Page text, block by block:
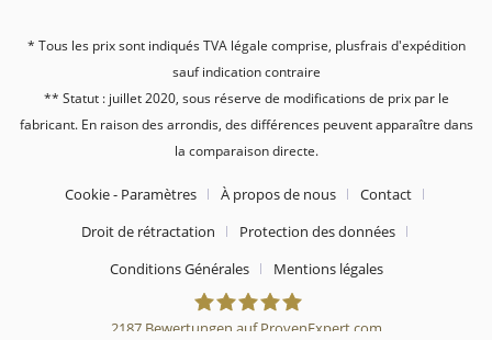
* Tous les prix sont indiqués TVA légale comprise, plusfrais d'expédition
sauf indication contraire
** Statut : juillet 2020, sous réserve de modifications de prix par le
fabricant. En raison des arrondis, des différences peuvent apparaître dans
la comparaison directe.
Cookie - Paramètres À propos de nous
Contact
Droit de rétractation
Protection des données
Conditions Générales
Mentions légales
2187Bewertungen auf ProvenExpert.com